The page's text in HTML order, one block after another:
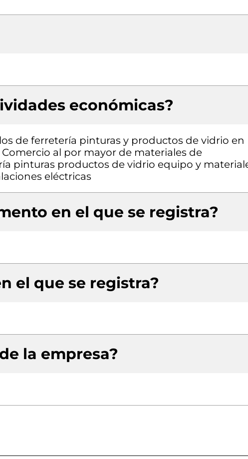
económicas?
de ferretería pinturas y productos de vidrio en
al por mayor de materiales de
pinturas productos de vidrio equipo y
eléctricas
en el que se registra?
el que se registra?
la empresa?